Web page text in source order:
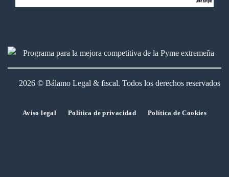
2026 © Bálamo Legal & fiscal. Todos los derechos reservados
Aviso legal Política de privacidad Política de Cookies